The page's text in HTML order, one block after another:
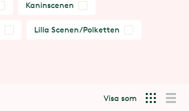
Kaninscenen
Lilla Scenen/Polketten
Visa som